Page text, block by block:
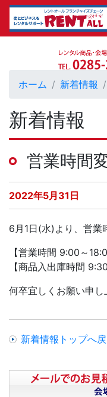
ホーム 新着情報
新着情報
営業時間
2022年5月31日
6月1日(水)より、営業
【営業時間 9:00～
【商品入出庫時間
何卒宜しくお願い申し
新着情報トップへ